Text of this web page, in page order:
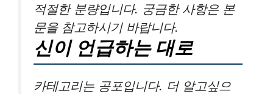
적절한 분량입니다. 궁금한 사항은 본
문을 참고하시기 바랍니다.
신이 언급하는 대로
카테고리는 공포입니다. 더 알고싶으